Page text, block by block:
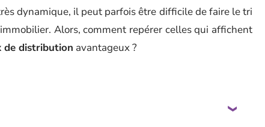
dynamique, il peut parfois être difficile de faire le tri
Alors, comment repérer celles qui affichent
de distribution avantageux ?